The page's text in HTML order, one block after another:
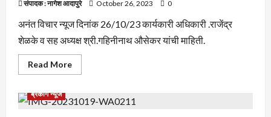
भूमिका
कायम
राहील
चेअरमन
अभिजीत
संपादक : नागेश आदापुरे October 26, 2023 0
अनंत विचार न्यूज दिनांक 26/10/23 कार्यकारी अधिकारी .राजेंद्र
शेळके व सह अध्यक्ष श्री.गहिनीनाथ औसेकर यांची माहिती.
Read MoreRead
more
चंद्रग्रहणामुळे
श्री
ब्रेकीग न्यूज